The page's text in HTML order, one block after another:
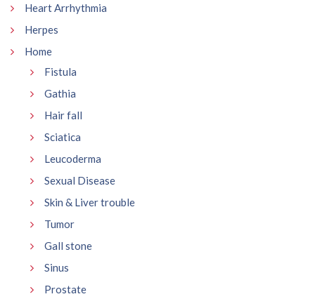
Heart Arrhythmia
Herpes
Home
Fistula
Gathia
Hair fall
Sciatica
Leucoderma
Sexual Disease
Skin & Liver trouble
Tumor
Gall stone
Sinus
Prostate